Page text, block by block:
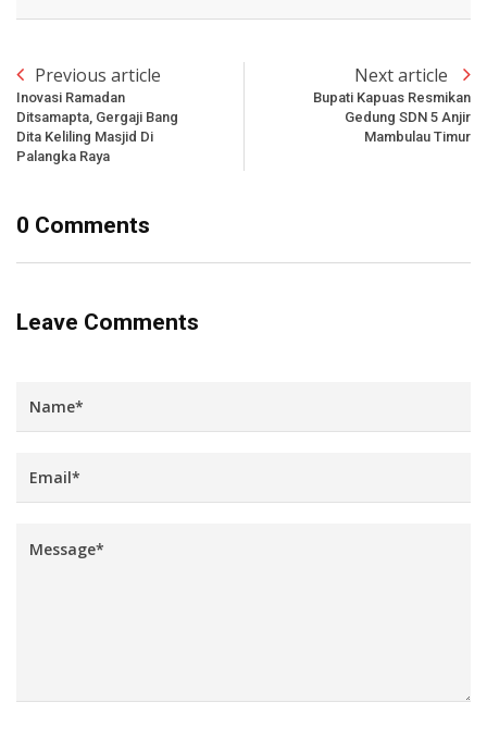
Previous article
Inovasi Ramadan
Ditsamapta, Gergaji Bang
Dita Keliling Masjid Di
Palangka Raya
Next article
Bupati Kapuas Resmikan
Gedung SDN 5 Anjir
Mambulau Timur
0 Comments
Leave Comments